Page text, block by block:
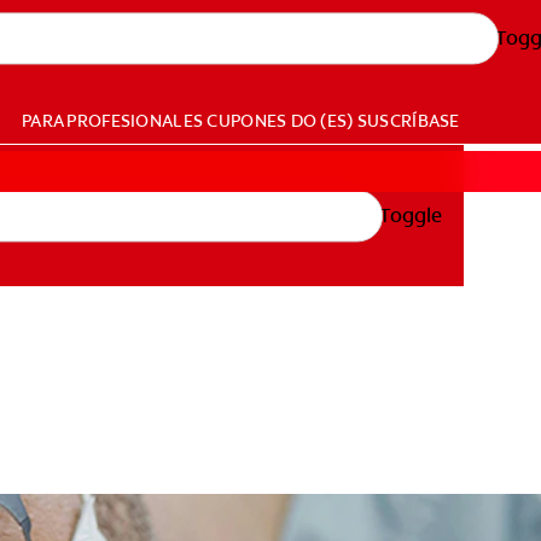
PARA PROFESIONALESCUPONES DO (ES) SUSCRÍBASE
Toggle